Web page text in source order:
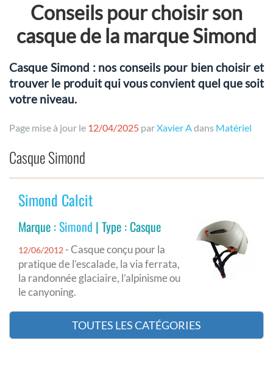
Conseils pour choisir son
casque de la marque Simond
Casque Simond : nos conseils pour bien choisir et
trouver le produit qui vous convient quel que soit
votre niveau.
Page mise à jour le 12/04/2025 parXavier Adans Matériel
Casque Simond
Simond Calcit
Marque :Simond | Type : Casque
12/06/2012 - Casque conçu pour la
pratique de l’escalade, la via ferrata,
la randonnée glaciaire, l’alpinisme ou
le canyoning.
TOUTES LES CATÉGORIES